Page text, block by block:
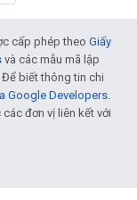
cấp phép theo Giấy
và các mẫu mã lập
. Để biết thông tin chi
Google Developers
đơn vị liên kết với